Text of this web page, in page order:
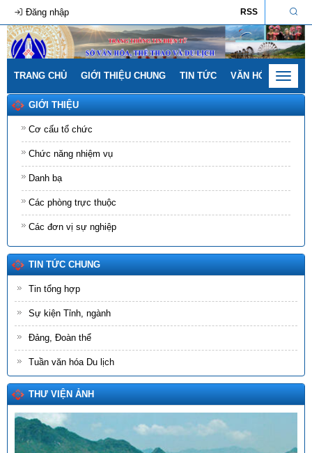
RSS
Đăng nhập
TRANG CHỦ GIỚI THIỆU CHUNG TIN TỨC VĂN HÓA - GIA
Toggle
GIỚI THIỆU
Cơ cấu tổ chức
Chức năng nhiệm vụ
Danh bạ
Các phòng trực thuộc
Các đơn vị sự nghiệp
TIN TỨC CHUNG
Tin tổng hợp
Sự kiện Tỉnh, ngành
Đảng, Đoàn thể
Tuần văn hóa Du lịch
THƯ VIỆN ẢNH